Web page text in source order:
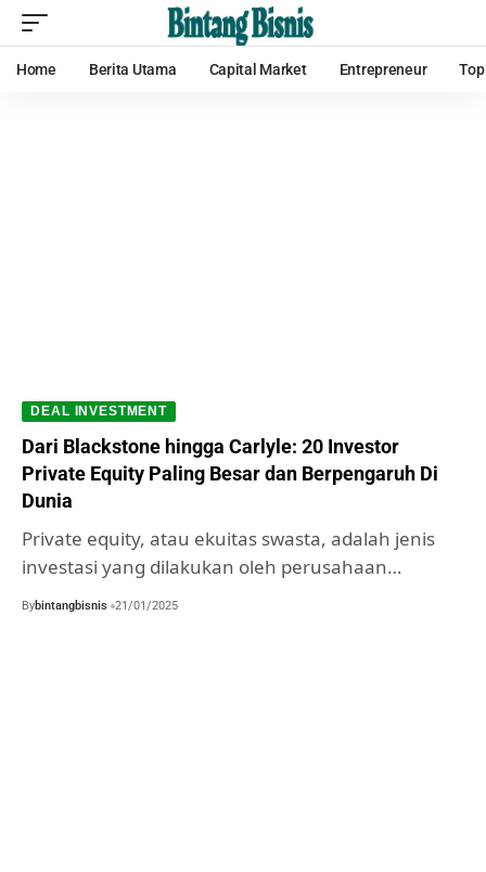
Home Berita Utama Capital Market Entrepreneur
DEAL INVESTMENT
Dari Blackstone hingga Carlyle: 20 Investor
Private Equity Paling Besar dan Berpengaruh Di
Dunia
Private equity, atau ekuitas swasta, adalah jenis
investasi yang dilakukan oleh perusahaan…
Bybintangbisnis 21/01/2025